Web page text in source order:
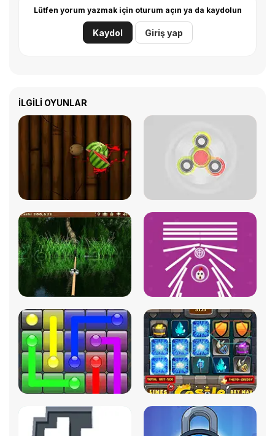
Lütfen yorum yazmak için oturum açın ya da kaydolun
Kaydol Giriş yap
İLGILI OYUNLAR